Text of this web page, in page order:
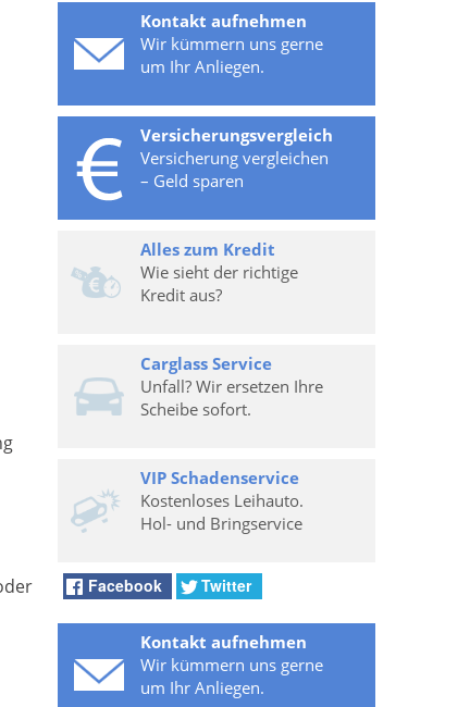
Kontakt aufnehmen
Wir kümmern uns gerne
um Ihr Anliegen.
Versicherungsvergleich
Versicherung vergleichen
– Geld sparen
Alles zum Kredit
Wie sieht der richtige
Kredit aus?
Carglass Service
Unfall? Wir ersetzen Ihre
Scheibe sofort.
VIP Schadenservice
Kostenloses Leihauto.
Hol- und Bringservice
Facebook Twitter
Kontakt aufnehmen
Wir kümmern uns gerne
um Ihr Anliegen.